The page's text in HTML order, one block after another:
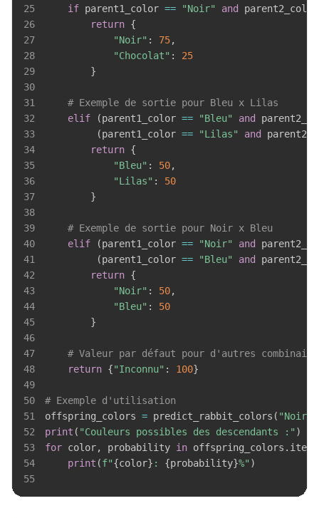
25
if parent1_color == "Noir" and
26
return {
27
"Noir" : 75,
28
"Chocolat" :
25
29
}
30
31
# Exemple de sortie pour Bleu x Lilas
32
elif (parent1_color == "Bleu" and
33
(parent1_color == "Lilas" and
34
return {
35
"Bleu" : 50,
36
"Lilas" :
50
37
}
38
39
# Exemple de sortie pour Noir x Bleu
40
elif (parent1_color == "Noir" and
41
(parent1_color == "Bleu" and
42
return {
43
"Noir" : 50,
44
"Bleu" :
50
45
}
46
47
# Valeur par défaut pour d'autres
48
return {"Inconnu" : 100}
49
50
# Exemple d'utilisation
51
offspring_colors = predict_rabbit_colors ( "Noir"
52
print ( "Couleurs possibles des descendants :" )
53
for color, probability in offspring_colors . items
54
print (f"{color} : {probability}%" )
55